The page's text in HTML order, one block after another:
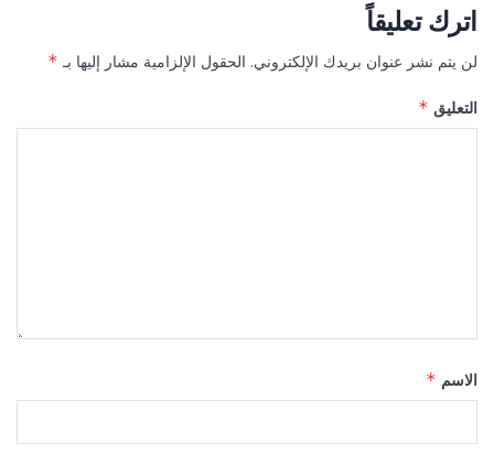
اترك تعليقاً
لن يتم نشر عنوان بريدك الإلكتروني. الحقول الإلزامية مشار إليها بـ *
التعليق *
الاسم *